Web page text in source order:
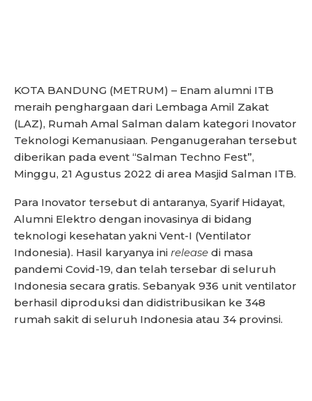
KOTA BANDUNG (METRUM) – Enam alumni ITB
meraih penghargaan dari Lembaga Amil Zakat
(LAZ), Rumah Amal Salman dalam kategori Inovator
Teknologi Kemanusiaan. Penganugerahan tersebut
diberikan pada event “Salman Techno Fest”,
Minggu, 21 Agustus 2022 di area Masjid Salman ITB.
Para Inovator tersebut di antaranya, Syarif Hidayat,
Alumni Elektro dengan inovasinya di bidang
teknologi kesehatan yakni Vent-I (Ventilator
Indonesia). Hasil karyanya ini release di masa
pandemi Covid-19, dan telah tersebar di seluruh
Indonesia secara gratis. Sebanyak 936 unit ventilator
berhasil diproduksi dan didistribusikan ke 348
rumah sakit di seluruh Indonesia atau 34 provinsi.